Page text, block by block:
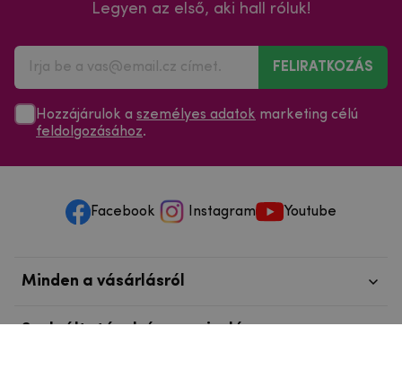
Legyen az első, aki hall róluk!
FELIRATKOZÁS
Hozzájárulok a személyes adatok marketing célú
feldolgozásához.
Facebook Instagram Youtube
Minden a vásárlásról